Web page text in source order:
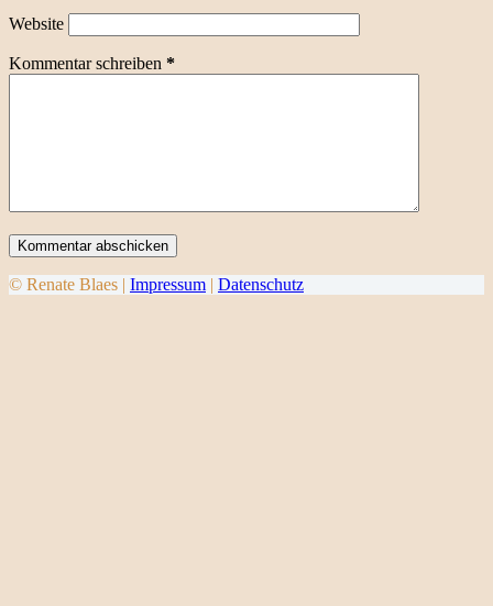
Website
Kommentar schreiben *
Kommentar abschicken
© Renate Blaes | Impressum | Datenschutz